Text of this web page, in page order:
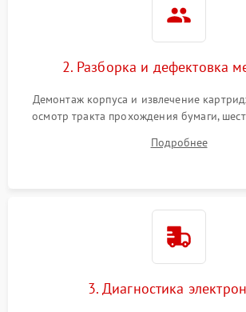
2. Разборка и дефектовка
Демонтаж корпуса и извлечение
осмотр тракта прохождения бумаги,
роликов захвата и узла
физического износа и повреждений
Подробнее
3. Диагностика